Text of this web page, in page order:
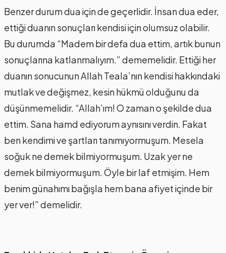
Benzer durum dua için de geçerlidir. İnsan dua eder,
ettiği duanın sonuçları kendisi için olumsuz olabilir.
Bu durumda “Madem bir defa dua ettim, artık bunun
sonuçlarına katlanmalıyım.” dememelidir. Ettiği her
duanın sonucunun Allah Teala’nın kendisi hakkındaki
mutlak ve değişmez, kesin hükmü olduğunu da
düşünmemelidir. “Allah’ım! O zaman o şekilde dua
ettim. Sana hamd ediyorum aynısını verdin. Fakat
ben kendimi ve şartları tanımıyormuşum. Mesela
soğuk ne demek bilmiyormuşum. Uzak yer ne
demek bilmiyormuşum. Öyle bir laf etmişim. Hem
benim günahımı bağışla hem bana afiyet içinde bir
yer ver!” demelidir.